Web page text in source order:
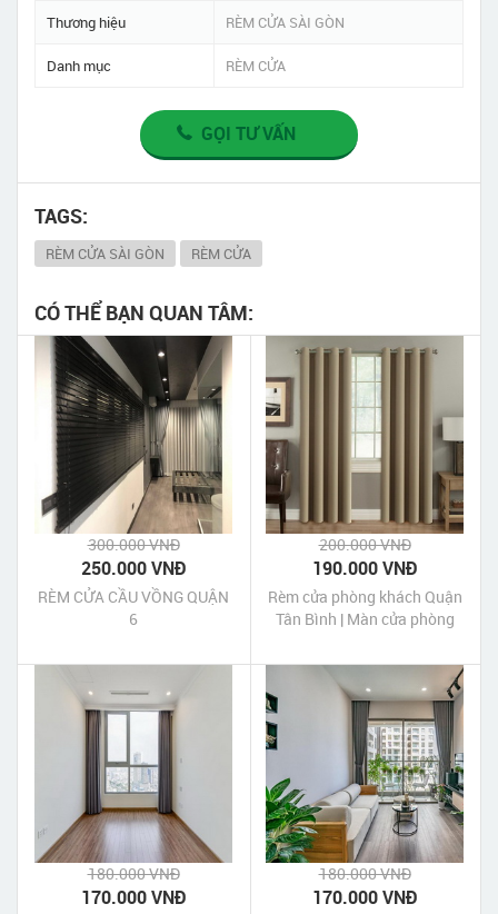
Thương hiệu RÈM CỬA SÀI GÒN
Danh mục RÈM CỬA
GỌI TƯ VẤN
TAGS:
RÈM CỬA SÀI GÒN RÈM CỬA
CÓ THỂ BẠN QUAN TÂM:
300.000 VNĐ
250.000 VNĐ
RÈM CỬA CẦU VỒNG QUẬN
6
200.000 VNĐ
190.000 VNĐ
Rèm cửa phòng khách Quận
Tân Bình | Màn cửa phòng
HCM
180.000 VNĐ
170.000 VNĐ
180.000 VNĐ
170.000 VNĐ